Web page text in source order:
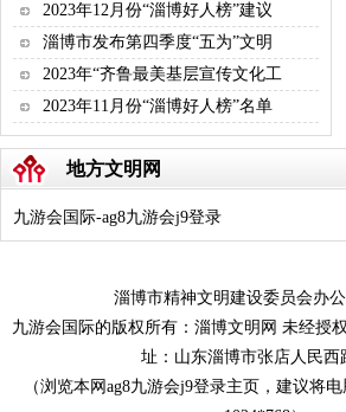
2023年12月份“淄博好人榜”建议
淄博市发布第四季度“五为”文明
2023年“齐鲁最美基层宣传文化工
2023年11月份“淄博好人榜”名单
地方文明网
九游会国际-ag8九游会j9登录
淄博市精神文明建设委员会办
九游会国际的版权所有：淄博文明网 未经授
址：山东淄博市张店人民西
（浏览本网ag8九游会j9登录主页，建议将